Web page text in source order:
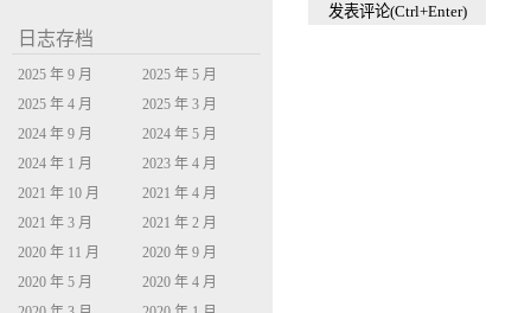
日志存档
2025 年 9 月
2025 年 5 月
2025 年 4 月
2025 年 3 月
2024 年 9 月
2024 年 5 月
2024 年 1 月
2023 年 4 月
2021 年 10 月
2021 年 4 月
2021 年 3 月
2021 年 2 月
2020 年 11 月
2020 年 9 月
2020 年 5 月
2020 年 4 月